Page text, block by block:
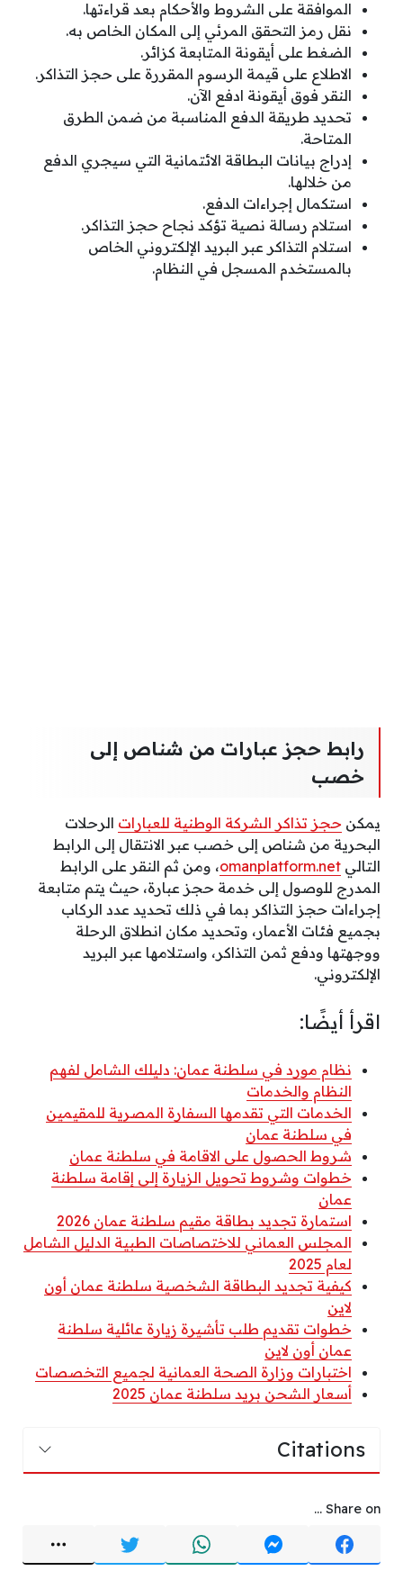
الموافقة على الشروط والأحكام بعد قراءتها.
نقل رمز التحقق المرئي إلى المكان الخاص به.
الضغط على أيقونة المتابعة كزائر.
الاطلاع على قيمة الرسوم المقررة على حجز التذاكر.
النقر فوق أيقونة ادفع الآن.
تحديد طريقة الدفع المناسبة من ضمن الطرق
المتاحة.
إدراج بيانات البطاقة الائتمانية التي سيجري الدفع
من خلالها.
استكمال إجراءات الدفع.
استلام رسالة نصية تؤكد نجاح حجز التذاكر.
استلام التذاكر عبر البريد الإلكتروني الخاص
بالمستخدم المسجل في النظام.
رابط حجز عبارات من شناص إلى
خصب
يمكن حجز تذاكر الشركة الوطنية للعبارات الرحلات
البحرية من شناص إلى خصب عبر الانتقال إلى الرابط
التالي omanplatform.net، ومن ثم النقر على الرابط
المدرج للوصول إلى خدمة حجز عبارة، حيث يتم متابعة
إجراءات حجز التذاكر بما في ذلك تحديد عدد الركاب
بجميع فئات الأعمار، وتحديد مكان انطلاق الرحلة
ووجهتها ودفع ثمن التذاكر، واستلامها عبر البريد
الإلكتروني.
اقرأ أيضًا:
نظام مورد في سلطنة عمان: دليلك الشامل لفهم
النظام والخدمات
الخدمات التي تقدمها السفارة المصرية للمقيمين
في سلطنة عمان
شروط الحصول على الاقامة في سلطنة عمان
خطوات وشروط تحويل الزيارة إلى إقامة سلطنة
عمان
استمارة تجديد بطاقة مقيم سلطنة عمان 2026
المجلس العماني للاختصاصات الطبية الدليل الشامل
لعام 2025
كيفية تجديد البطاقة الشخصية سلطنة عمان أون
لاين
خطوات تقديم طلب تأشيرة زيارة عائلية سلطنة
عمان أون لاين
اختبارات وزارة الصحة العمانية لجميع التخصصات
أسعار الشحن بريد سلطنة عمان 2025
Citations
Share on ...